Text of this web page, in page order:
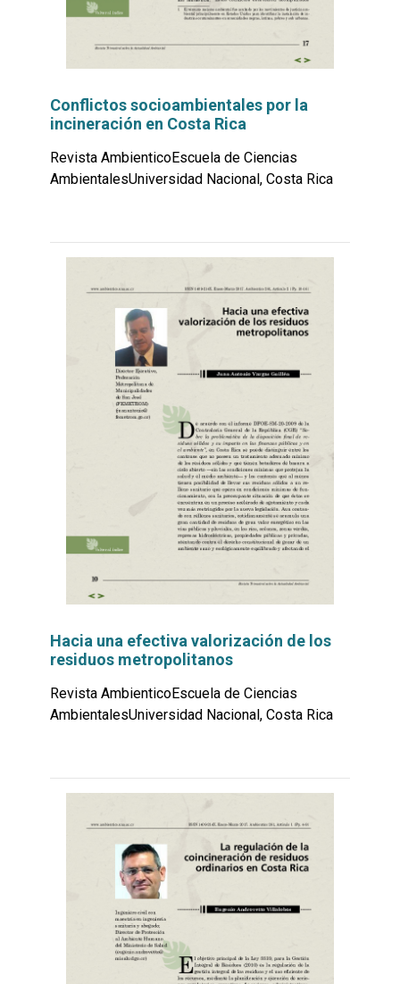
Conflictos socioambientales por la
incineración en Costa Rica
Revista AmbienticoEscuela de Ciencias
AmbientalesUniversidad Nacional, Costa Rica
Hacia una efectiva valorización de los
residuos metropolitanos
Revista AmbienticoEscuela de Ciencias
AmbientalesUniversidad Nacional, Costa Rica